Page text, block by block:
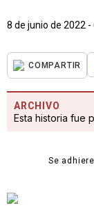
8 de junio de 2022 -
COMPARTIR
ARCHIVO
Esta historia fue
Se